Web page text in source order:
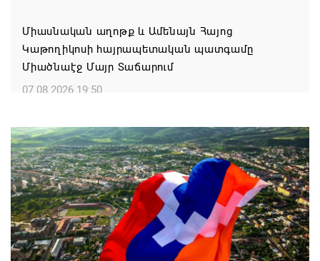
Միասնական աղոթք և Ամենայն Հայոց
Կաթողիկոսի հայրապետական պատգամը
Միածնաէջ Մայր Տաճարում
07.08.2026 19:50
Ժամանակակից Բելառուսին պակասում է այն
կառավարման համակարգը, որը կար խորհրդային
ժամանակներում, հայտարարել է Ալեքսանդր
Լուկաշենկոն
07.08.2026 17:16
ՀՀ ԱԱԾ սահմանապահ զորքերի